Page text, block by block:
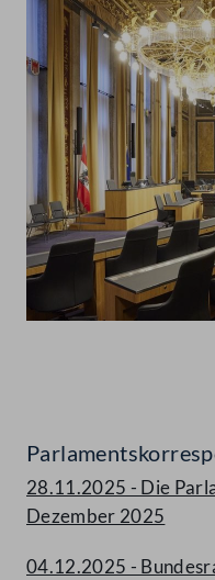
28.11.2025 - Die
Dezember 2025
04.12.2025 -